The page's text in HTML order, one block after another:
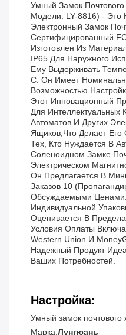
Умный Замок
Модели: LY-8816) -
Электронный Замок
Сертифицированный
Изготовлен Из
IP65 Для Наружного
Ему Выдерживать
C. Он Имеет
Возможностью
Этот Инновационный
Для
Автоматов И Других
Ящиков,что Делает
Тех, Кто Нуждается В
Соленоидном Замке
Электрическом
Он Предлагается В
Заказов 10
Обсуждаемыми
Индивидуальной
Оценивается В
Условия Оплаты
Western Union И
Надежный Продукт
Ваших Потребностей.
Настройка:
Умный замок почтового
Марка:Лунгюань